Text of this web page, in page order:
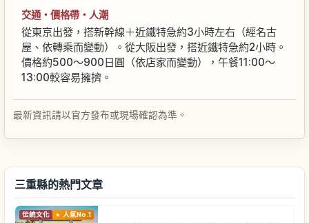
交通・價格帶・人潮
從東京出發，搭新幹線＋近鐵特急約3小時左右（經名古
屋、依轉乘而變動）。從大阪出發，搭近鐵特急約2小時。
價格約500～900日圓（依店家而變動），午餐11:00～
13:00較容易擁擠。
最新資訊請以官方發布或現場確認為準。
三重縣的熱門文章
伝統文化 人氣No.1